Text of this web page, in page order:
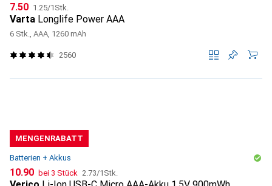
CHF
7.50 CHF
1.25/1Stk.
Varta Longlife Power AAA
6 Stk., AAA, 1260 mAh
2560
MENGENRABATT
Batterien + Akkus
CHF
10.90 bei 3 Stück CHF
2.73/1Stk.